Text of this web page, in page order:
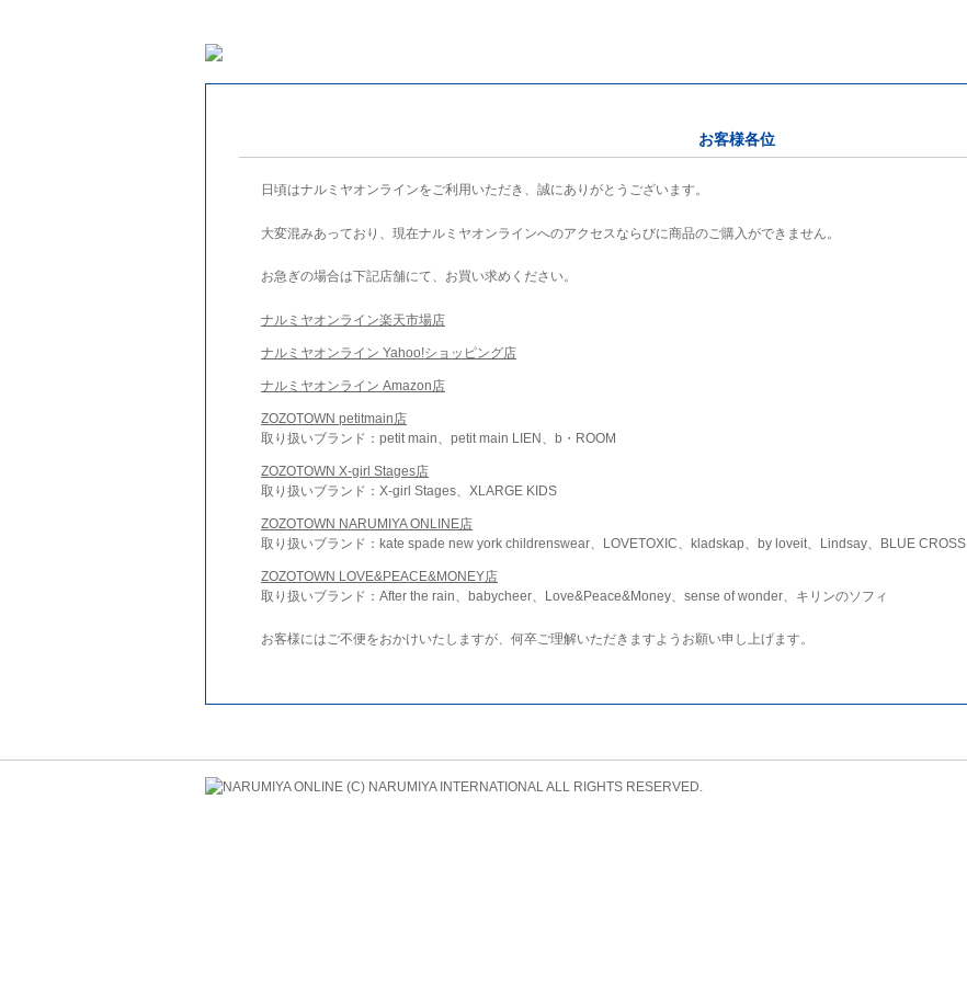
お客様各位
日頃はナルミヤオンラインをご利用いただき、誠にありがとうございます。
大変混みあっており、現在ナルミヤオンラインへのアクセスならびに商品のご購入ができません。
お急ぎの場合は下記店舗にて、お買い求めください。
ナルミヤオンライン楽天市場店
ナルミヤオンライン Yahoo!ショッピング店
ナルミヤオンライン Amazon店
ZOZOTOWN petitmain店
取り扱いブランド：petit main、petit main LIEN、b・ROOM
ZOZOTOWN X-girl Stages店
取り扱いブランド：X-girl Stages、XLARGE KIDS
ZOZOTOWN NARUMIYA ONLINE店
取り扱いブランド：kate spade new york childrenswear、LOVETOXIC、kladskap、by loveit、Lindsay、BLUE CROSS
ZOZOTOWN LOVE&PEACE&MONEY店
取り扱いブランド：After the rain、babycheer、Love&Peace&Money、sense of wonder、キリンのソフィ
お客様にはご不便をおかけいたしますが、何卒ご理解いただきますようお願い申し上げます。